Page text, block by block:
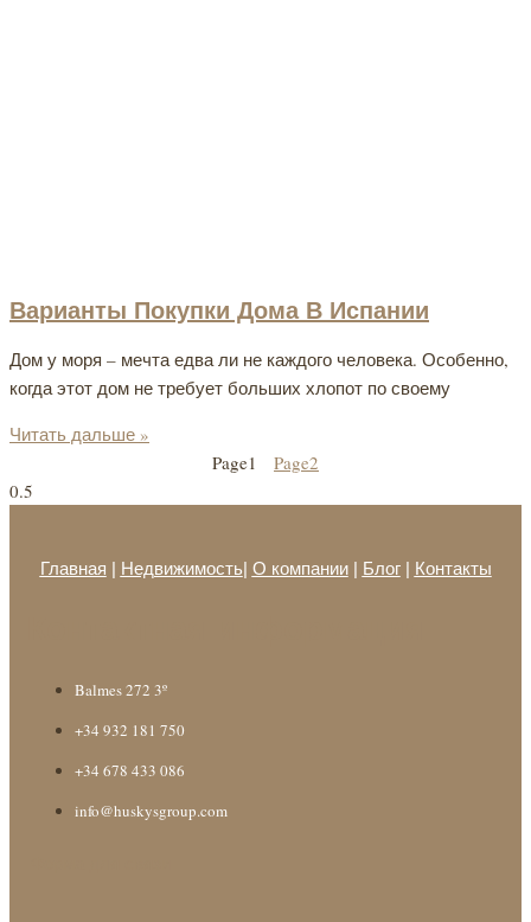
Варианты Покупки Дома В Испании
Дом у моря – мечта едва ли не каждого человека. Особенно,
когда этот дом не требует больших хлопот по своему
Читать дальше »
Page1 Page2
Главная | Недвижимость| О компании| Блог| Контакты
Balmes 272 3º
+34 932 181 750
+34 678 433 086
info@huskysgroup.com